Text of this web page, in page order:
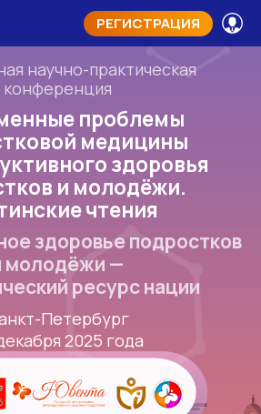
РЕГИСТРАЦИЯ
научно-практическая
конференция
проблемы
медицины
здоровья
и молодёжи.
чтения
здоровье подростков
молодёжи —
ресурс нации
Петербург
2025 года